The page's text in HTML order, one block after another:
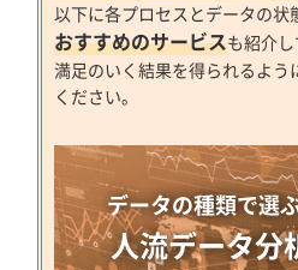
以下に各プロセスとデータの状
おすすめのサービスも紹介し
満足のいく結果を得られるよう
ください。
データの種類で選
人流データ分